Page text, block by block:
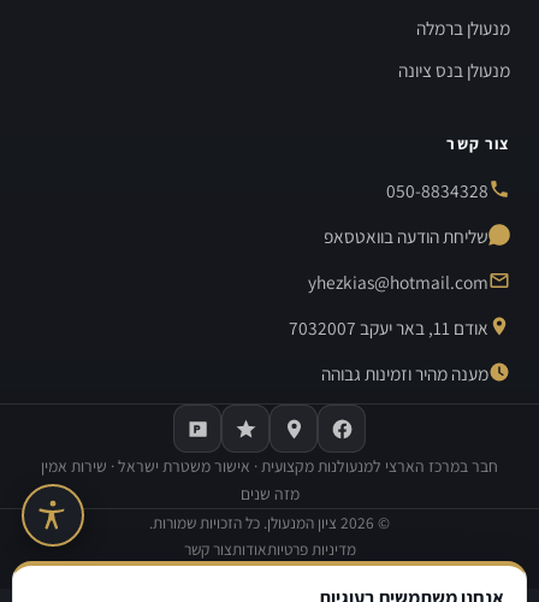
מנעולן ברמלה
מנעולן בנס ציונה
צור קשר
050-8834328
שליחת הודעה בוואטסאפ
yhezkias@hotmail.com
אודם 11, באר יעקב 7032007
מענה מהיר וזמינות גבוהה
חבר במרכז הארצי למנעולנות מקצועית · אישור משטרת ישראל · שירות אמין
מזה שנים
©
2026 ציון המנעולן. כל הזכויות שמורות.
מדיניות פרטיותאודותצור קשר